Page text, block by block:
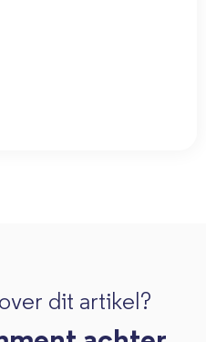
dit artikel?